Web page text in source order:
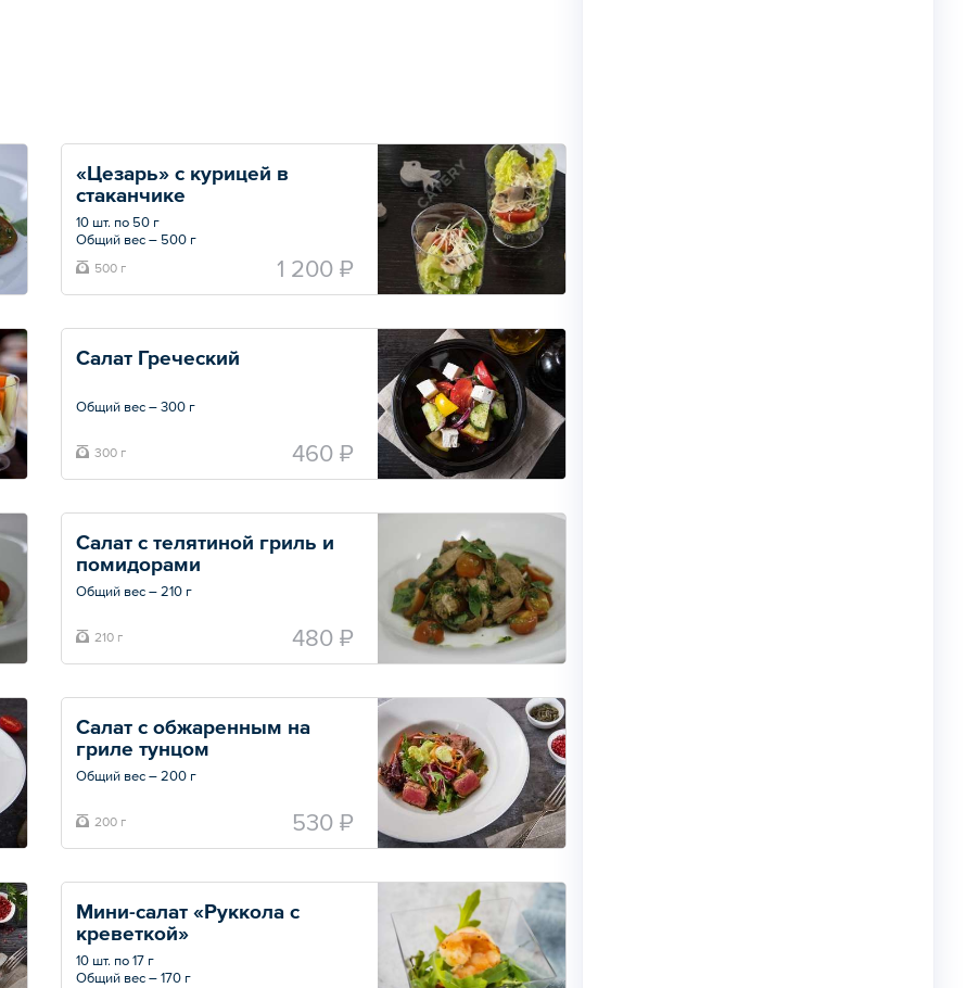
«Цезарь» с курицей в
стаканчике
10 шт. по 50 г
Общий вес – 500 г
500 г 1 200 ₽
Салат Греческий
Общий вес – 300 г
300 г 460 ₽
Салат с телятиной гриль и
помидорами
Общий вес – 210 г
210 г 480 ₽
Салат с обжаренным на
гриле тунцом
Общий вес – 200 г
200 г 530 ₽
Мини-салат «Руккола с
креветкой»
10 шт. по 17 г
Общий вес – 170 г